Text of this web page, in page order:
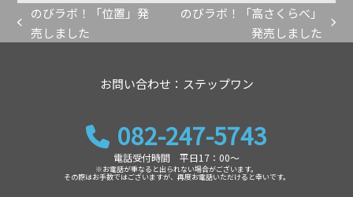
previous
のびラボ！「位置」発
売しました
のびラボ！「高さくらべ」
発売しました
お問い合わせ：ステップワン
082-247-5743
電話受付時間 平日17：00～
※お電話が重なると出られない場合がございます。
その際はお手数ではございますが、再度お電話いただけると幸いです。